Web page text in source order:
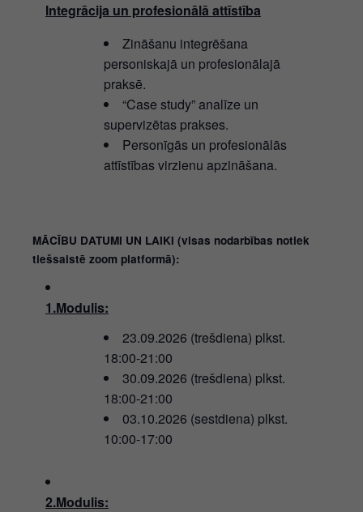
Integrācija un profesionālā attīstība
Zināšanu integrēšana
personiskajā un profesionālajā
praksē.
“Case study” analīze un
supervizētas prakses.
Personīgās un profesionālās
attīstības virzienu apzināšana.
MĀCĪBU DATUMI UN LAIKI (visas nodarbības notiek
tiešsaistē zoom platformā):
1.Modulis:
23.09.2026 (trešdiena) plkst.
18:00-21:00
30.09.2026 (trešdiena) plkst.
18:00-21:00
03.10.2026 (sestdiena) plkst.
10:00-17:00
2.Modulis: